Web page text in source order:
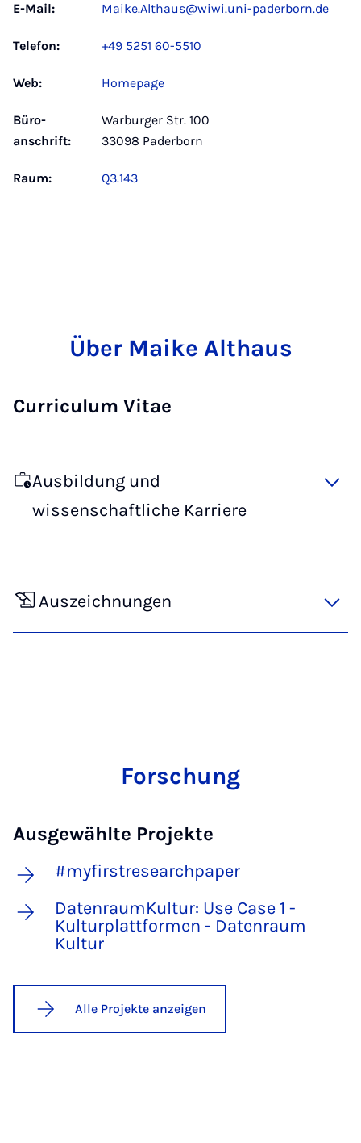
E-Mail: Maike.Althaus@wiwi.uni-paderborn.de
Telefon: +49 5251 60-5510
Web: Homepage
Büro­
anschrift:
Warburger Str. 100
33098 Paderborn
Raum: Q3.143
Über Maike Althaus
Curriculum Vitae
Ausbildung und
wissenschaftliche Karriere
Auszeichnungen
Forschung
Ausgewählte Projekte
#myfirstresearchpaper
DatenraumKultur: Use Case 1 -
Kulturplattformen - Datenraum
Kultur
Alle Projekte anzeigen